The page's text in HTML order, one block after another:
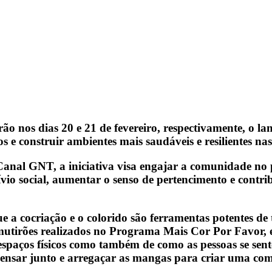
nos dias 20 e 21 de fevereiro, respectivamente, o
e construir ambientes mais saudáveis e resilientes
GNT, a iniciativa visa engajar a comunidade no
social, aumentar o senso de pertencimento e
cocriação e o colorido são ferramentas potentes
realizados no Programa Mais Cor Por Favor,
físicos como também de como as pessoas se
junto e arregaçar as mangas para criar uma